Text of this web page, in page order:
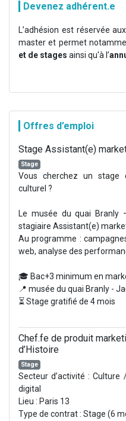
Devenez adhérent.e
L’adhésion est réservée
master et permet
et de stages ainsi qu'à l’
Offres d’emploi
Stage Assistant(e)
Stage
Vous cherchez un stage
culturel ?
Le musée du quai Branly
stagiaire Assistant(e)
Au programme :
web, analyse des
🎓 Bac+3 minimum en
📍 musée du quai Branly -
⏳ Stage gratifié de 4 mois
Chef.fe de produit
d’Histoire
Stage
Secteur d’activité :
digital
Lieu : Paris 13
Type de contrat : Stage (6